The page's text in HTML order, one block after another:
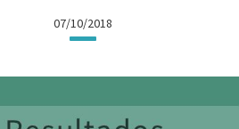
07/10/2018